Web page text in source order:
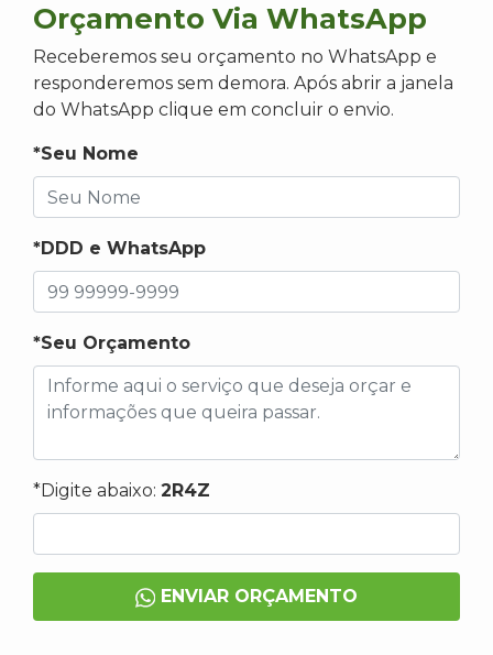
Orçamento Via WhatsApp
Receberemos seu orçamento no WhatsApp e
responderemos sem demora. Após abrir a janela
do WhatsApp clique em concluir o envio.
*Seu Nome
*DDD e WhatsApp
*Seu Orçamento
*Digite abaixo: 2R4Z
ENVIAR ORÇAMENTO